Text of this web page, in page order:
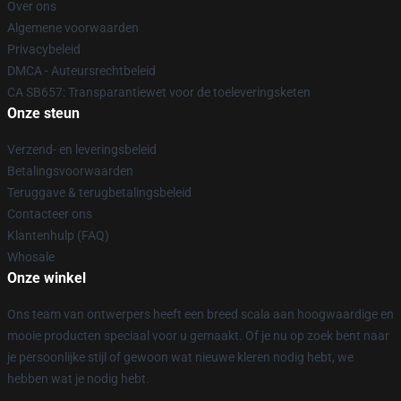
Over ons
Algemene voorwaarden
Privacybeleid
DMCA - Auteursrechtbeleid
CA SB657: Transparantiewet voor de toeleveringsketen
Onze steun
Verzend- en leveringsbeleid
Betalingsvoorwaarden
Teruggave & terugbetalingsbeleid
Contacteer ons
Klantenhulp (FAQ)
Whosale
Onze winkel
Ons team van ontwerpers heeft een breed scala aan hoogwaardige en
mooie producten speciaal voor u gemaakt. Of je nu op zoek bent naar
je persoonlijke stijl of gewoon wat nieuwe kleren nodig hebt, we
hebben wat je nodig hebt.